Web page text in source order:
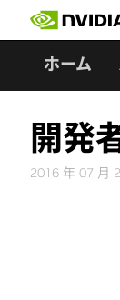
ホーム
開発
2016 年 07 月